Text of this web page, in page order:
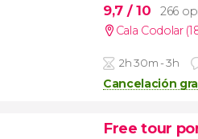
9,7 / 10
266
Cala Codolar
2h 30m - 3h
Cancelación
Free tour